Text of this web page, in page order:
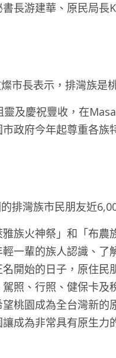
長游建華、原民局
市長表示，排灣族是
及慶祝豐收，在
政府今年起尊重各
排灣族市民朋友近
族火神祭」和「布
一輩的族人認識、
開始的日子，原住
照、行照、健保卡
桃園成為全台灣新
成為非常具有原生力